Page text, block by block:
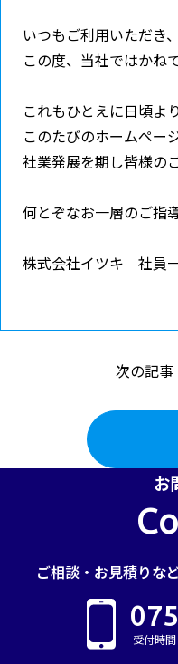
いつもご利用いただき
この度、当社ではかね
これもひとえに日頃よ
このたびのホームペー
社業発展を期し皆様の
何とぞなお一層のご指
株式会社イツキ　社員
次の記事
お
ご相談・お見積りな
受付時